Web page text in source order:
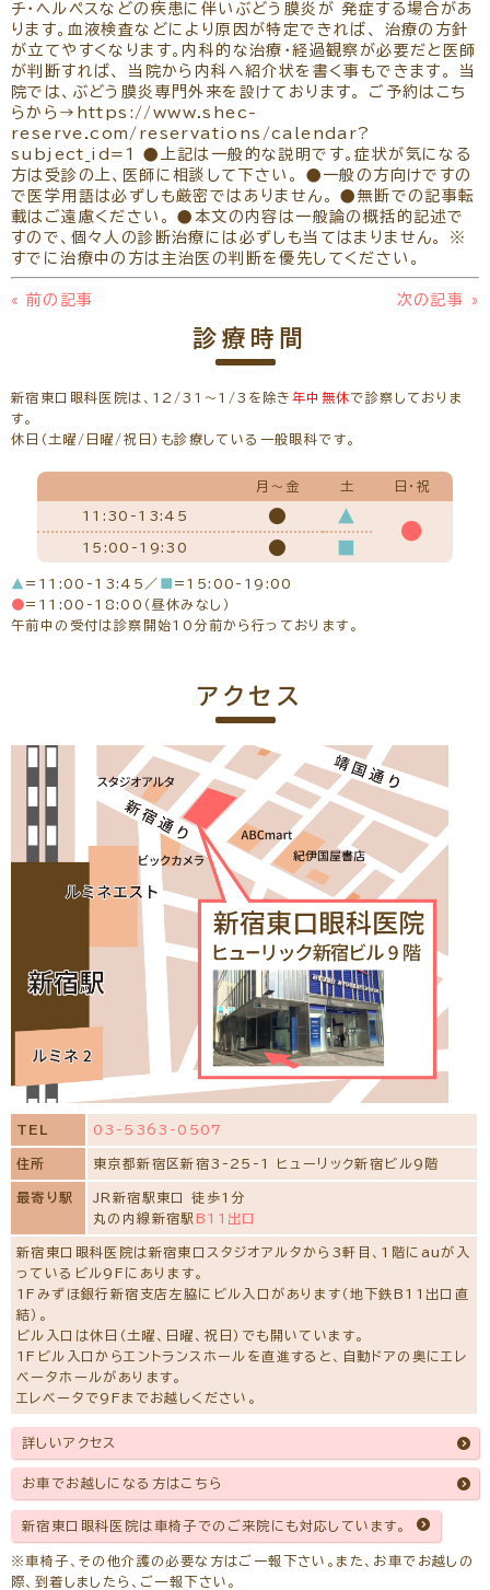
チ・ヘルペスなどの疾患に伴いぶどう膜炎が 発症する場合があ
ります。血液検査などにより原因が特定できれば、 治療の方針
が立てやすくなります。内科的な治療・経過観察が必要だと医師
が判断すれば、 当院から内科へ紹介状を書く事もできます。 当
院では、ぶどう膜炎専門外来を設けております。 ご予約はこち
らから→https://www.shec-
reserve.com/reservations/calendar?
subject_id=1 ●上記は一般的な説明です。症状が気になる
方は受診の上、医師に相談して下さい。 ●一般の方向けですの
で医学用語は必ずしも厳密ではありません。 ●無断での記事転
載はご遠慮ください。 ●本文の内容は一般論の概括的記述で
すので、個々人の診断治療には必ずしも当てはまりません。 ※
すでに治療中の方は主治医の判断を優先してください。
« 前の記事 次の記事 »
診療時間
新宿東口眼科医院は、12/31～1/3を除き 年中無休で診察しておりま
す。
休日（土曜/日曜/祝日）も診療している一般眼科です。
月～金 土 日・祝
11:30-13:45 ● ▲
●
15:00-19:30 ●
▲ =11:00-13:45／
=15:00-19:00
●=11:00-18:00（昼休みなし）
午前中の受付は診察開始10分前から行っております。
アクセス
TEL 03-5363-0507
住所 東京都新宿区新宿3-25-1 ヒューリック新宿ビル9階
最寄り駅
JR新宿駅東口 徒歩1分
丸の内線新宿駅 B11出口
新宿東口眼科医院は新宿東口スタジオアルタから3軒目、1階にauが入
っているビル9Fにあります。
1Fみずほ銀行新宿支店左脇にビル入口があります（地下鉄B11出口直
結）。
ビル入口は休日（土曜、日曜、祝日）でも開いています。
1Fビル入口からエントランスホールを直進すると、自動ドアの奥にエレ
ベータホールがあります。
エレベータで9Fまでお越しください。
詳しいアクセス
お車でお越しになる方はこちら
新宿東口眼科医院は車椅子でのご来院にも対応しています。
※車椅子、その他介護の必要な方はご一報下さい。また、お車でお越しの
際、到着しましたら、ご一報下さい。